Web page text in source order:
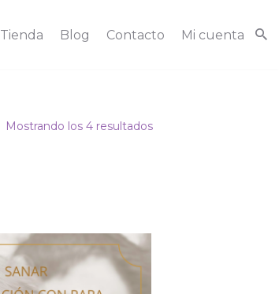
Tienda Blog Contacto Mi cuenta
Mostrando los 4 resultados